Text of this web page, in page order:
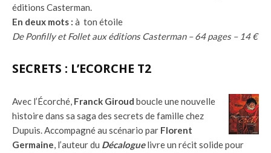
éditions Casterman.
En deux mots : à ton étoile
De Ponfilly et Follet aux éditions Casterman – 64 pages – 14 €
SECRETS : L’ECORCHE T2
Avec l’Écorché, Franck Giroud boucle une nouvelle
histoire dans sa saga des secrets de famille chez
Dupuis. Accompagné au scénario par Florent
Germaine, l’auteur du Décaloguelivre un récit solide pour